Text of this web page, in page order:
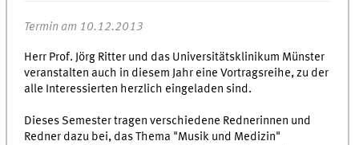
Termin am 10.12.2013
Herr Prof. Jörg Ritter und das Universitätsklinikum Münster
veranstalten auch in diesem Jahr eine Vortragsreihe, zu der
alle Interessierten herzlich eingeladen sind.
Dieses Semester tragen verschiedene Rednerinnen und
Redner dazu bei, das Thema "Musik und Medizin"